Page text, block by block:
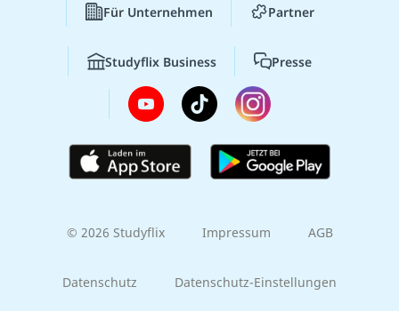
Für Unternehmen Partner
Studyflix Business Presse
© 2026 Studyflix Impressum AGB
Datenschutz Datenschutz-Einstellungen